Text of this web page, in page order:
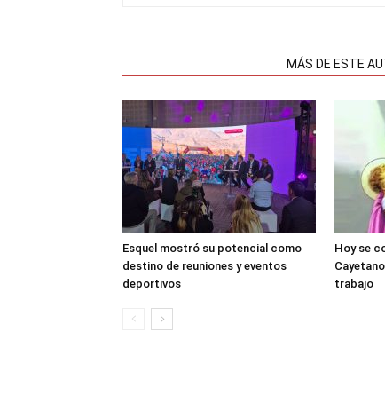
MÁS DE ESTE
Esquel mostró su potencial como
destino de reuniones y eventos
deportivos
Hoy se
trabajo